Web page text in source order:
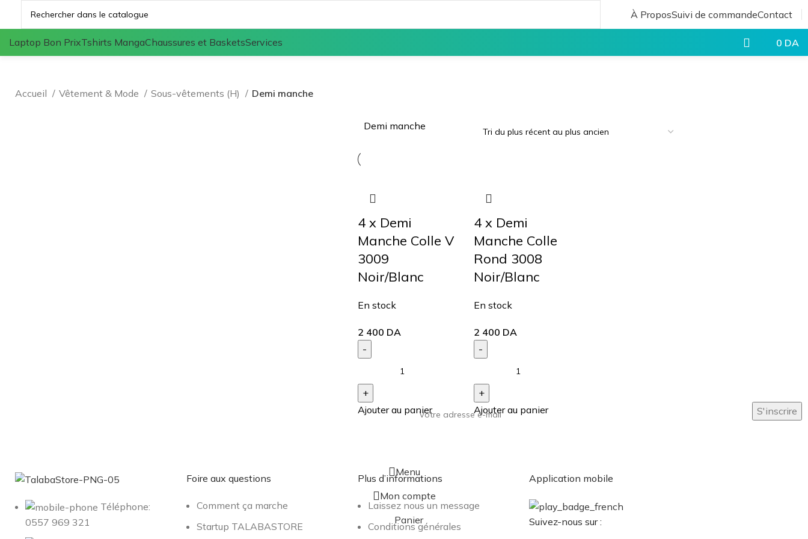
À ProposSuivi de commandeContact
Laptop Bon PrixTshirts MangaChaussures et BasketsServices 0 DA
Accueil Vêtement & Mode Sous-vêtements (H) Demi manche
Demi manche
4 x Demi
Manche Colle V
3009
Noir/Blanc
En stock
2 400 DA
Ajouter au panier
4 x Demi
Manche Colle
Rond 3008
Noir/Blanc
En stock
2 400 DA
Ajouter au panier
Téléphone:
0557 969 321
Foire aux questions
Comment ça marche
Startup TALABASTORE
Plus d’informations
Laissez nous un message
Conditions générales
Application mobile
Suivez-nous sur :
Menu
Mon compte
Panier